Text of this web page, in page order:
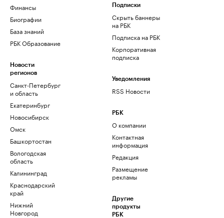
Финансы
Биографии
База знаний
РБК Образование
Новости
регионов
Санкт-Петербург
и область
Екатеринбург
Новосибирск
Омск
Башкортостан
Вологодская
область
Калининград
Краснодарский
край
Нижний
Новгород
Подписки
Скрыть баннеры
на РБК
Подписка на РБК
Корпоративная
подписка
Уведомления
RSS Новости
РБК
О компании
Контактная
информация
Редакция
Размещение
рекламы
Другие
продукты
РБК